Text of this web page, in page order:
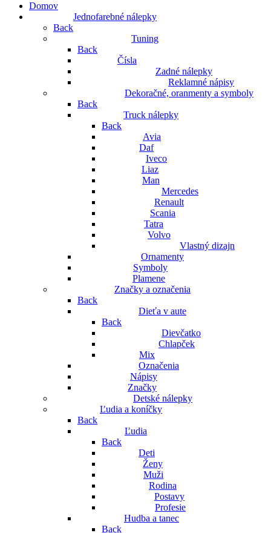
Domov
Jednofarebné nálepky
Back
Tuning
Back
Čísla
Zadné nálepky
Reklamné nápisy
Dekoračné, oranmenty a symboly
Back
Truck nálepky
Back
Avia
Daf
Iveco
Liaz
Man
Mercedes
Renault
Scania
Tatra
Volvo
Vlastný dizajn
Ornamenty
Symboly
Plamene
Značky a označenia
Back
Dieťa v aute
Back
Dievčatko
Chlapček
Mix
Označenia
Nápisy
Značky
Detské nálepky
Ľudia a koníčky
Back
Ľudia
Back
Deti
Ženy
Muži
Rodina
Postavy
Profesie
Hudba a tanec
Back